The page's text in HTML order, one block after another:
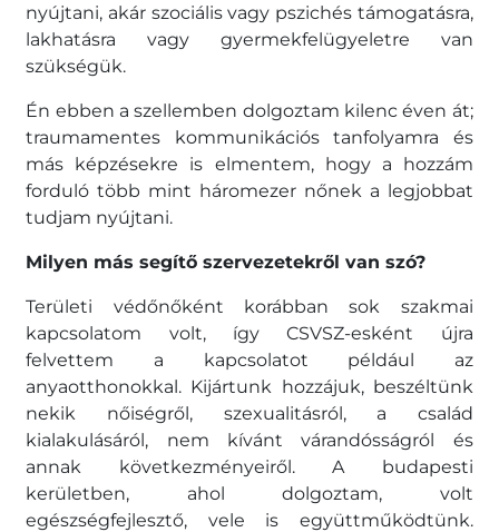
nyújtani, akár szociális vagy pszichés támogatásra,
lakhatásra vagy gyermekfelügyeletre van
szükségük.
Én ebben a szellemben dolgoztam kilenc éven át;
traumamentes kommunikációs tanfolyamra és
más képzésekre is elmentem, hogy a hozzám
forduló több mint háromezer nőnek a legjobbat
tudjam nyújtani.
Milyen más segítő szervezetekről van szó?
Területi védőnőként korábban sok szakmai
kapcsolatom volt, így CSVSZ-esként újra
felvettem a kapcsolatot például az
anyaotthonokkal. Kijártunk hozzájuk, beszéltünk
nekik nőiségről, szexualitásról, a család
kialakulásáról, nem kívánt várandósságról és
annak következményeiről. A budapesti
kerületben, ahol dolgoztam, volt
egészségfejlesztő, vele is együttműködtünk.